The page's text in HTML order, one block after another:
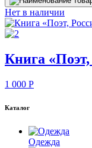
Нет в наличии
Книга
1 000 P
Каталог
Одежда